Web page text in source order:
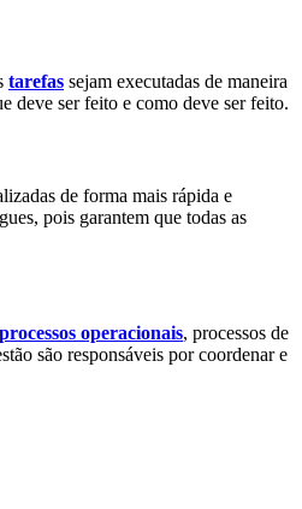
tarefas sejam executadas de maneira
deve ser feito e como deve ser feito.
de forma mais rápida e
pois garantem que todas as
processos operacionais, processos de
são responsáveis por coordenar e